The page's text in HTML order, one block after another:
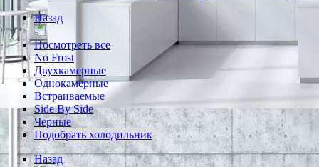
Назад
Посмотреть все
No Frost
Двухкамерные
Однокамерные
Встраиваемые
Side By Side
Черные
Подобрать холодильник
Назад